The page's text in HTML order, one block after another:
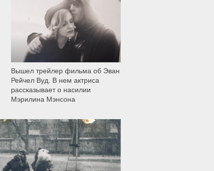
Вышел трейлер фильма об Эван
Рейчел Вуд. В нем актриса
рассказывает о насилии
Мэрилина Мэнсона